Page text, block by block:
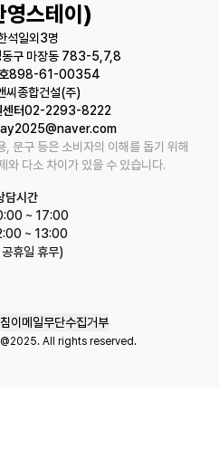
영스테이 )
석일외3명
동구 마장동 783-5,7,8
898-61-00354
씨종합건설(주)
터02-2293-8222
문구 등은 소비자의 이해를 돕기 위해
와 다소 차이가 있을 수 있습니다.
담시간
~ 17:00
~ 13:00
휴일 휴무)
이메일무단수집거부
@2025. All rights reserved.